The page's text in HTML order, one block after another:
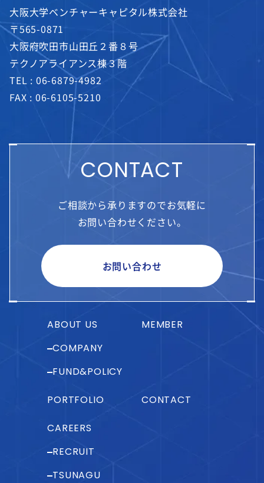
大阪大学ベンチャーキャピタル株式会社
〒565-0871
大阪府吹田市山田丘２番８号
テクノアライアンス棟３階
TEL : 06-6879-4982
FAX : 06-6105-5210
CONTACT
ご相談から承りますのでお気軽に
お問い合わせください。
お問い合わせ
ABOUT US
COMPANY
FUND&POLICY
PORTFOLIO
CAREERS
RECRUIT
TSUNAGU
MEMBER
CONTACT